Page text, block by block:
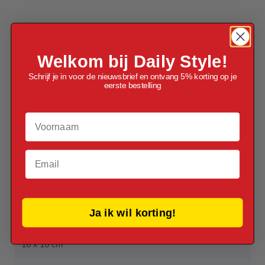
EAN
Kleur
Wit
Materiaal
Papier
Verpakt per 10 stuks
Afmetingen
16 x 16 cm
Welkom bij Daily Style!
Schrijf je in voor de nieuwsbrief en ontvang 5% korting op je
eerste bestelling
Voornaam
Email
Ja ik wil korting!